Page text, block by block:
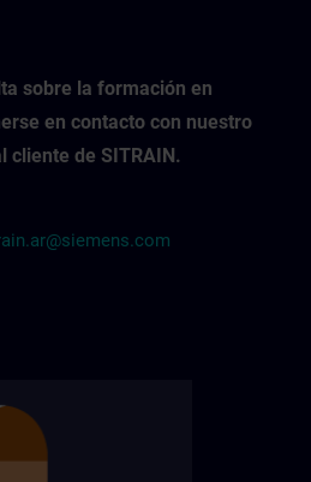
sobre la formación en
en contacto con nuestro
cliente de SITRAIN.